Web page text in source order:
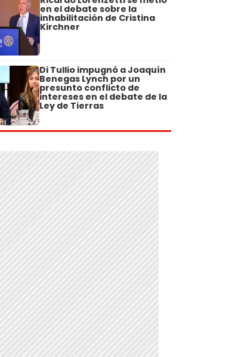
en el debate sobre la
inhabilitación de Cristina
Kirchner
Di Tullio impugnó a Joaquín
Benegas Lynch por un
presunto conflicto de
intereses en el debate de la
Ley de Tierras